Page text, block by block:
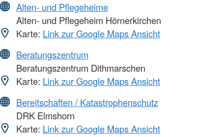
Alten- und Pflegeheime
Alten- und Pflegeheim Hörnerkirchen
Karte: Link zur Google Maps Ansicht
Beratungszentrum
Beratungszentrum Dithmarschen
Karte: Link zur Google Maps Ansicht
Bereitschaften / Katastrophenschutz
DRK Elmshorn
Karte: Link zur Google Maps Ansicht